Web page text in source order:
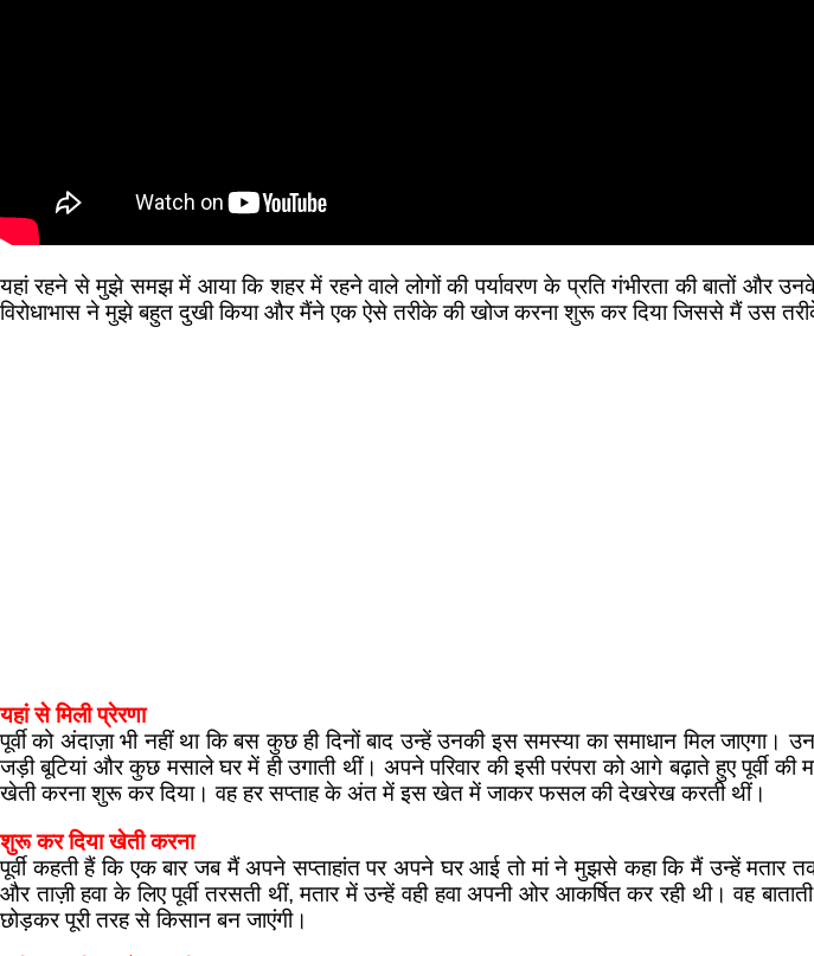
यहां रहने से मुझे समझ में आया कि शहर में रहने वाले लोगों की पर्यावरण के प्रति गंभीरता की बातों और
विरोधाभास ने मुझे बहुत दुखी किया और मैंने एक ऐसे तरीके की खोज करना शुरू कर दिया जिससे मैं उस
यहां से मिली प्रेरणा
पूर्वी को अंदाज़ा भी नहीं था कि बस कुछ ही दिनों बाद उन्हें उनकी इस समस्या का समाधान मिल जाएगा।
जड़ी बूटियां और कुछ मसाले घर में ही उगाती थीं। अपने परिवार की इसी परंपरा को आगे बढ़ाते हुए
खेती करना शुरू कर दिया। वह हर सप्ताह के अंत में इस खेत में जाकर फसल की देखरेख करती थीं।
शुरू कर दिया खेती करना
पूर्वी कहती हैं कि एक बार जब मैं अपने सप्ताहांत पर अपने घर आई तो मां ने मुझसे कहा कि मैं उन्हें
और ताज़ी हवा के लिए पूर्वी तरसती थीं, मतार में उन्हें वही हवा अपनी ओर आकर्षित कर रही थी। वह
छोड़कर पूरी तरह से किसान बन जाएंगी।